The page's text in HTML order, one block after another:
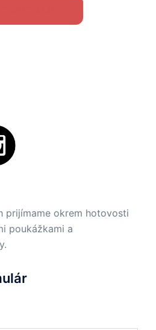
prijímame okrem hotovosti
poukážkami a